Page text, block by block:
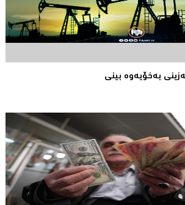
به‌خۆیه‌وه‌ بینی